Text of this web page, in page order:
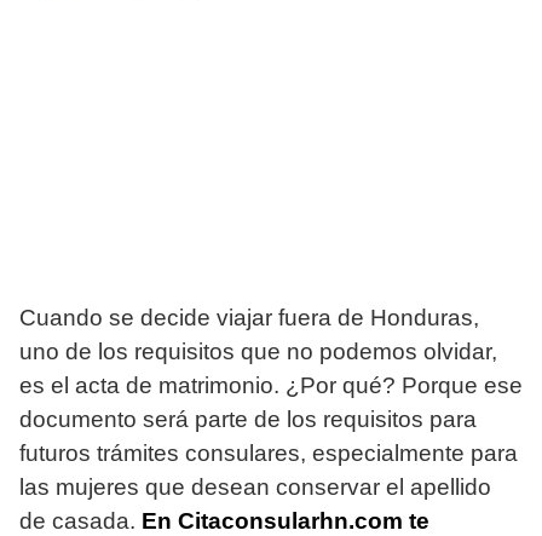
Cuando se decide viajar fuera de Honduras,
uno de los requisitos que no podemos olvidar,
es el acta de matrimonio. ¿Por qué? Porque ese
documento será parte de los requisitos para
futuros trámites consulares, especialmente para
las mujeres que desean conservar el apellido
de casada. En Citaconsularhn.com te